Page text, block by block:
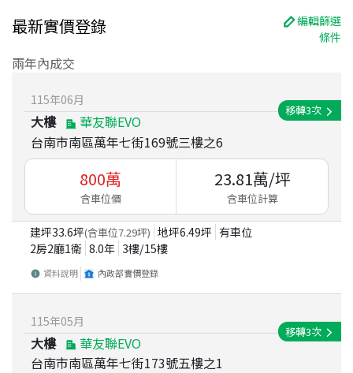
最新實價登錄
編輯篩選
條件
兩年內成交
115年06月
大樓
華友聯EVO
台南市南區萬年七街169號三樓之6
移轉3次
800萬
含車位價
23.81萬/坪
含車位計算
建坪33.6坪(含車位7.29坪) 地坪6.49坪 有車位
2房2廳1衛 8.0年 3樓/15樓
資料說明 內政部實價登錄
115年05月
大樓
華友聯EVO
台南市南區萬年七街173號五樓之1
移轉3次